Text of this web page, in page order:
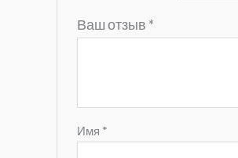
Ваш отзыв *
Имя *